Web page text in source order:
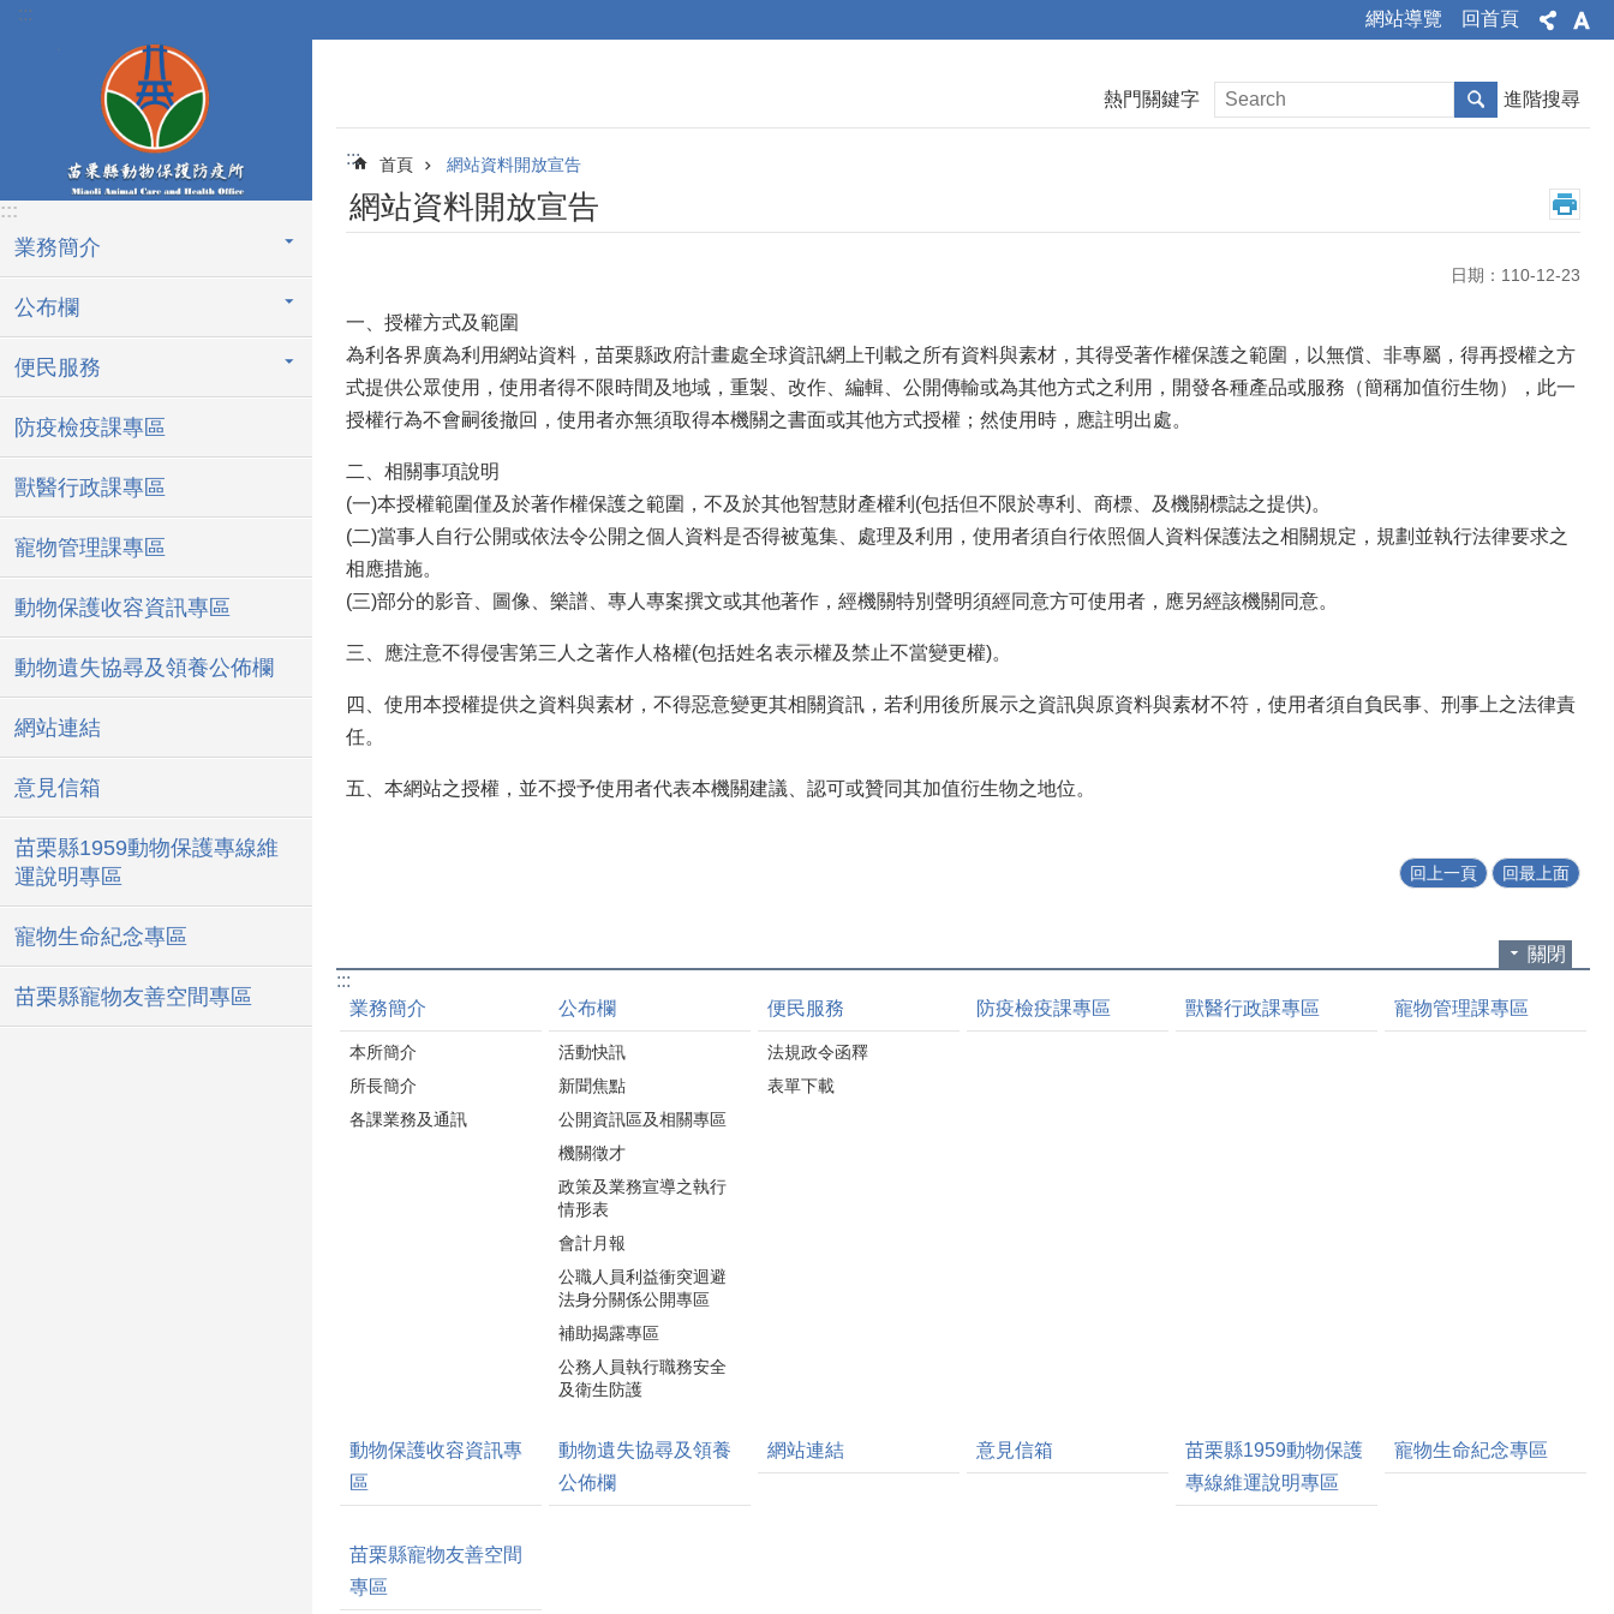
跳到主要內容區塊
::: 網站導覽 回首頁
:::
業務簡介
公布欄
便民服務
防疫檢疫課專區
獸醫行政課專區
寵物管理課專區
動物保護收容資訊專區
動物遺失協尋及領養公佈欄
網站連結
意見信箱
苗栗縣1959動物保護專線維
運說明專區
寵物生命紀念專區
苗栗縣寵物友善空間專區
熱門關鍵字 進階搜尋
::: 首頁 網站資料開放宣告
網站資料開放宣告
日期：110-12-23
一、授權方式及範圍
為利各界廣為利用網站資料，苗栗縣政府計畫處全球資訊網上刊載之所有資料與素材，其得受著作權保護之範圍，以無償、非專屬，得再授權之方
式提供公眾使用，使用者得不限時間及地域，重製、改作、編輯、公開傳輸或為其他方式之利用，開發各種產品或服務（簡稱加值衍生物），此一
授權行為不會嗣後撤回，使用者亦無須取得本機關之書面或其他方式授權；然使用時，應註明出處。
二、相關事項說明
(一)本授權範圍僅及於著作權保護之範圍，不及於其他智慧財產權利(包括但不限於專利、商標、及機關標誌之提供)。
(二)當事人自行公開或依法令公開之個人資料是否得被蒐集、處理及利用，使用者須自行依照個人資料保護法之相關規定，規劃並執行法律要求之
相應措施。
(三)部分的影音、圖像、樂譜、專人專案撰文或其他著作，經機關特別聲明須經同意方可使用者，應另經該機關同意。
三、應注意不得侵害第三人之著作人格權(包括姓名表示權及禁止不當變更權)。
四、使用本授權提供之資料與素材，不得惡意變更其相關資訊，若利用後所展示之資訊與原資料與素材不符，使用者須自負民事、刑事上之法律責
任。
五、本網站之授權，並不授予使用者代表本機關建議、認可或贊同其加值衍生物之地位。
回上一頁 回最上面
關閉
:::
業務簡介
本所簡介
所長簡介
各課業務及通訊
公布欄
活動快訊
新聞焦點
公開資訊區及相關專區
機關徵才
政策及業務宣導之執行
情形表
會計月報
公職人員利益衝突迴避
法身分關係公開專區
補助揭露專區
公務人員執行職務安全
及衛生防護
便民服務
法規政令函釋
表單下載
防疫檢疫課專區 獸醫行政課專區 寵物管理課專區
動物保護收容資訊專
區
動物遺失協尋及領養
公佈欄
網站連結 意見信箱
苗栗縣1959動物保護
專線維運說明專區
寵物生命紀念專區
苗栗縣寵物友善空間
專區